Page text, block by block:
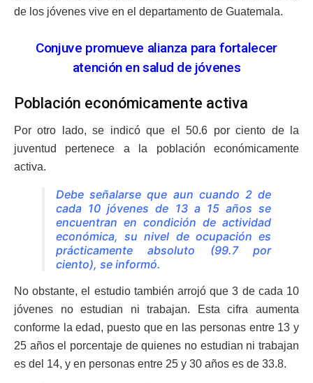
de los jóvenes vive en el departamento de Guatemala.
Conjuve promueve alianza para fortalecer
atención en salud de jóvenes
Población económicamente activa
Por otro lado, se indicó que el 50.6 por ciento de la
juventud pertenece a la población económicamente
activa.
Debe señalarse que aun cuando 2 de
cada 10 jóvenes de 13 a 15 años se
encuentran en condición de actividad
económica, su nivel de ocupación es
prácticamente absoluto (99.7 por
ciento), se informó.
No obstante, el estudio también arrojó que 3 de cada 10
jóvenes no estudian ni trabajan. Esta cifra aumenta
conforme la edad, puesto que en las personas entre 13 y
25 años el porcentaje de quienes no estudian ni trabajan
es del 14, y en personas entre 25 y 30 años es de 33.8.